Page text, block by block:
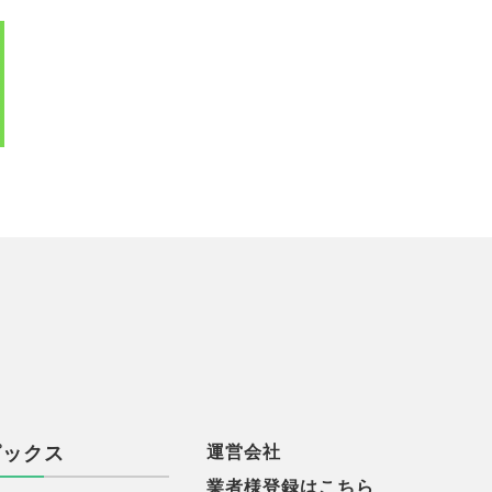
クス
運営会社
業者様登録はこちら